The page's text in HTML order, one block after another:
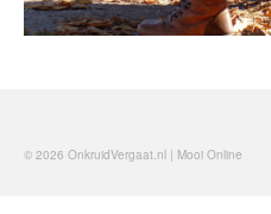
© 2026 OnkruidVergaat.nl | Mooi Online